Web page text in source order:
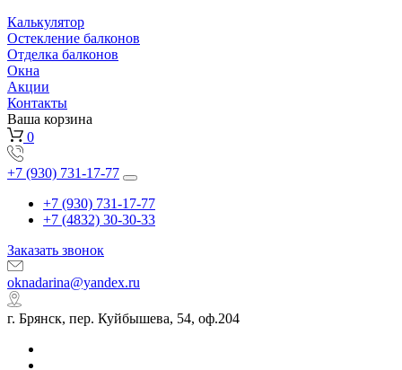
Калькулятор
Остекление балконов
Отделка балконов
Окна
Акции
Контакты
Ваша корзина
0
+7 (930) 731-17-77
+7 (930) 731-17-77
+7 (4832) 30-30-33
Заказать звонок
oknadarina@yandex.ru
г. Брянск, пер. Куйбышева, 54, оф.204